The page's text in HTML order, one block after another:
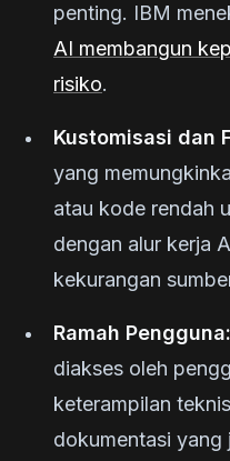
penting. IBM
AI membangun
risiko.
Kustomisasi dan
yang
atau kode rendah
dengan alur kerja
kekurangan
Ramah Pengguna:
diakses oleh
keterampilan
dokumentasi yang